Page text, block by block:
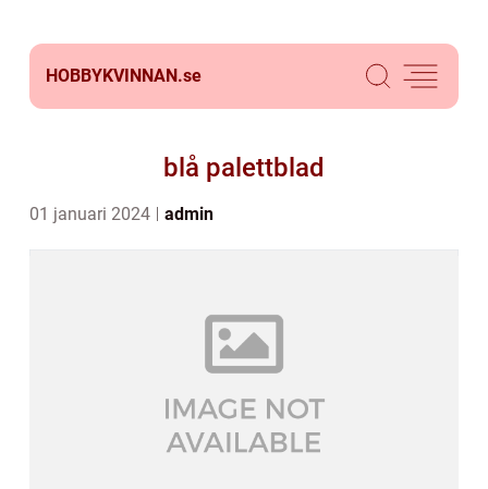
HOBBYKVINNAN.se
blå palettblad
01 januari 2024 admin